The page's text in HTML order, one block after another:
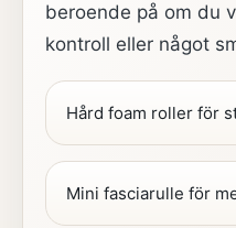
beroende på om du
kontroll eller något
Hård foam roller för
Mini fasciarulle för